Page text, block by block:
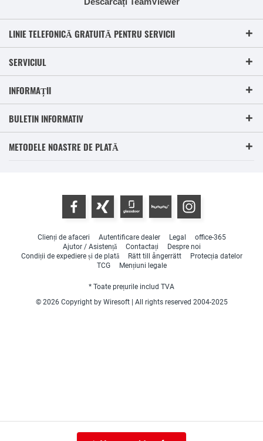
LINIE TELEFONICĂ GRATUITĂ PENTRU SERVICII
SERVICIUL
INFORMAȚII
BULETIN INFORMATIV
METODELE NOASTRE DE PLATĂ
Clienți de afaceri Autentificare dealer Legal
office-365
Ajutor / Asistență
Contactați
Despre noi
Condiții de expediere și de plată
Rätt till ångerrätt
Protecția datelor
TCG
Mențiuni legale
* Toate prețurile includ TVA
© 2026 Copyright by Wiresoft | All rights reserved 2004-2025